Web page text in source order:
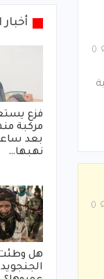
فزع
مركبة
بعد
نهبها…
هل وطئت